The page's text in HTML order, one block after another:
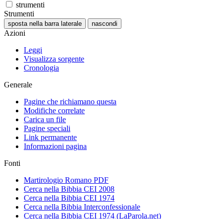
strumenti
Strumenti
sposta nella barra laterale nascondi
Azioni
Leggi
Visualizza sorgente
Cronologia
Generale
Pagine che richiamano questa
Modifiche correlate
Carica un file
Pagine speciali
Link permanente
Informazioni pagina
Fonti
Martirologio Romano PDF
Cerca nella Bibbia CEI 2008
Cerca nella Bibbia CEI 1974
Cerca nella Bibbia Interconfessionale
Cerca nella Bibbia CEI 1974 (LaParola.net)